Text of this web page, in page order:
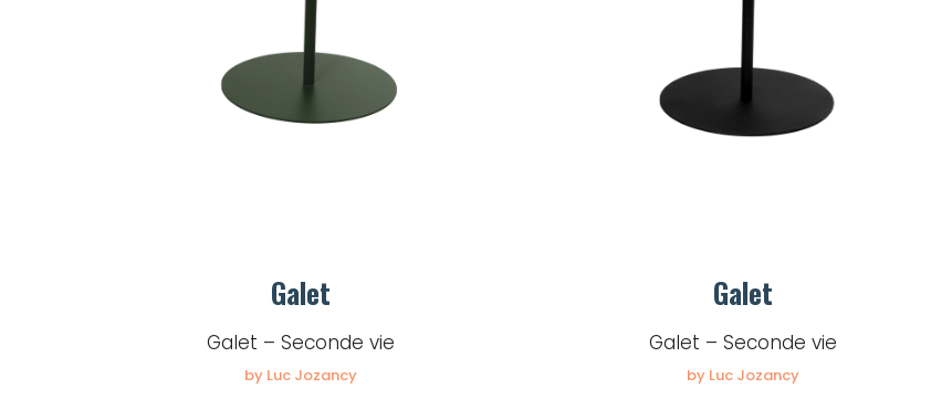
Galet
Galet – Seconde vie
by Luc Jozancy
Galet
Galet – Seconde vie
by Luc Jozancy